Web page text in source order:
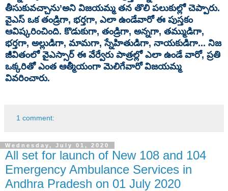
తీసుకువచ్చాను’అని విజయమ్మ తన తొలి పలుకుల్లో చెప్పారు.
వైఎస్‌ ఒక తండ్రిగా, భర్తగా, ఎలా ఉండేవారో ఈ పుస్తకం
ఆవిష్కరించింది. కొడుకుగా, తండ్రిగా, అన్నగా, తమ్ముడిగా,
భర్తగా, అల్లుడిగా, మామగా, స్నేహితుడిగా, నాయకుడిగా... నిజ
జీవితంలో వైఎస్సార్‌ ఈ వేర్వేరు పాత్రల్లో ఎలా ఉండే వారో, ప్రతి
ఒక్కరితో ఎంత ఆత్మీయంగా మెలిగేవారో విజయమ్మ
వివరించారు.
1 comment:
Wednesday, July 01, 2020
All set for launch of New 108 and 104
Emergency Ambulance Services in
Andhra Pradesh on 01 July 2020